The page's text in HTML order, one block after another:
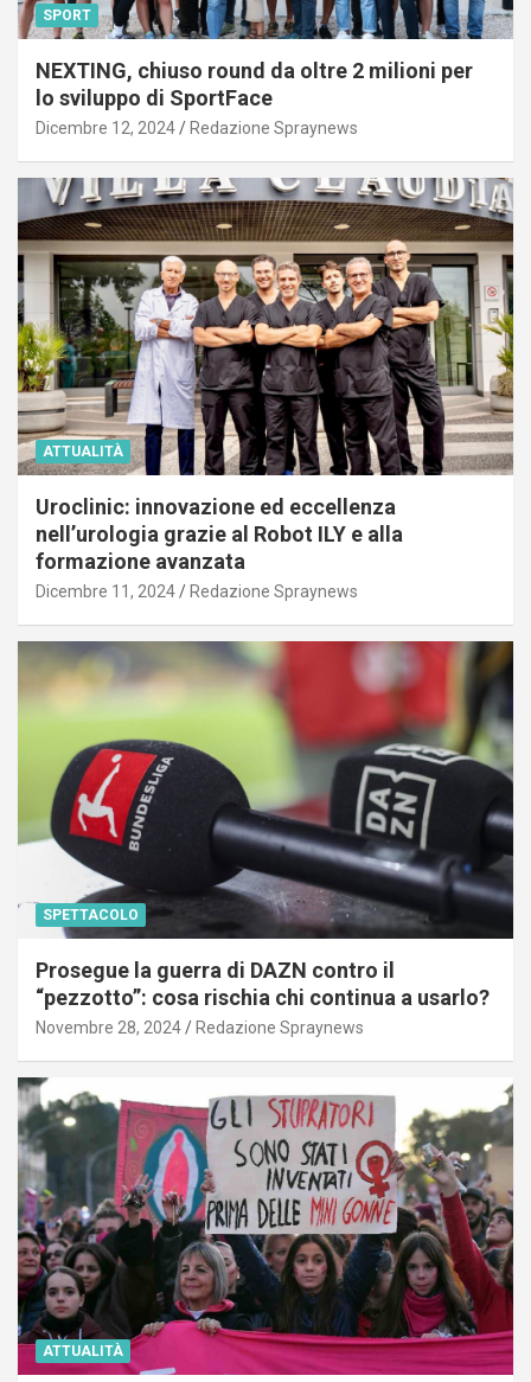
SPORT
NEXTING, chiuso round da oltre 2 milioni per
lo sviluppo di SportFace
Dicembre 12, 2024 Redazione Spraynews
ATTUALITÀ
Uroclinic: innovazione ed eccellenza
nell’urologia grazie al Robot ILY e alla
formazione avanzata
Dicembre 11, 2024 Redazione Spraynews
SPETTACOLO
Prosegue la guerra di DAZN contro il
“pezzotto”: cosa rischia chi continua a usarlo?
Novembre 28, 2024 Redazione Spraynews
ATTUALITÀ